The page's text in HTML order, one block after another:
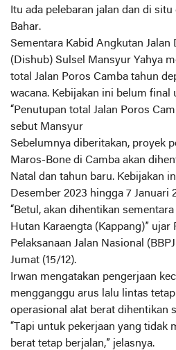
Itu ada pelebaran jalan dan di
Bahar.
Sementara Kabid Angkutan Jalan
(Dishub) Sulsel Mansyur Yahya
total Jalan Poros Camba tahun
wacana. Kebijakan ini belum final
“Penutupan total Jalan Poros
sebut Mansyur
Sebelumnya diberitakan, proyek
Maros-Bone di Camba akan
Natal dan tahun baru. Kebijakan
Desember 2023 hingga 7 Januari
“Betul, akan dihentikan
Hutan Karaengta (Kappang)” ujar
Pelaksanaan Jalan Nasional
Jumat (15/12).
Irwan mengatakan pengerjaan
mengganggu arus lalu lintas
operasional alat berat dihentikan
“Tapi untuk pekerjaan yang tidak
berat tetap berjalan,” jelasnya.